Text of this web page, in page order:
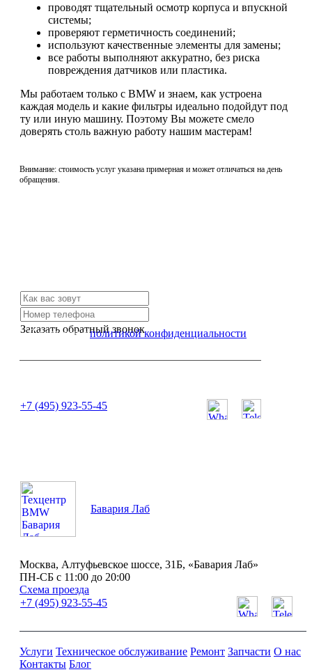
проводят тщательный осмотр корпуса и впускной
системы;
проверяют герметичность соединений;
используют качественные элементы для замены;
все работы выполняют аккуратно, без риска
повреждения датчиков или пластика.
Мы работаем только с BMW и знаем, как устроена
каждая модель и какие фильтры идеально подойдут под
ту или иную машину. Поэтому Вы можете смело
доверять столь важную работу нашим мастерам!
Внимание: стоимость услуг указана примерная и может отличаться на день
обращения.
Заказать обратный звонок
Я согласен сполитикой конфиденциальности
+7 (495) 923-55-45
Бавария Лаб
Москва, Алтуфьевское шоссе, 31Б, «Бавария Лаб»
ПН-СБ с 11:00 до 20:00
Схема проезда
+7 (495) 923-55-45
Услуги Техническое обслуживание Ремонт Запчасти О нас
Контакты Блог